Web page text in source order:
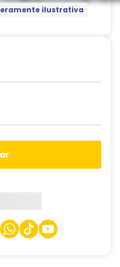
ilustrativa